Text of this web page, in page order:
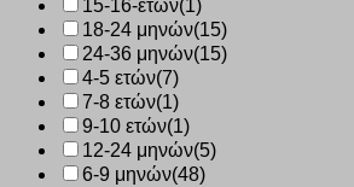
15-16-ετών(1)
18-24 μηνών(15)
24-36 μηνών(15)
4-5 ετών(7)
7-8 ετών(1)
9-10 ετών(1)
12-24 μηνών(5)
6-9 μηνών(48)